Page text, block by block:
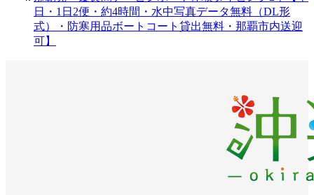
日・1日2便・約4時間・水中写真データ無料（DL形
式）・防寒用品ボートコート貸出無料・那覇市内送迎
可】